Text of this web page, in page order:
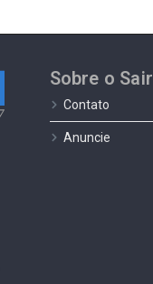
Sobre o Sair
Contato
Anuncie